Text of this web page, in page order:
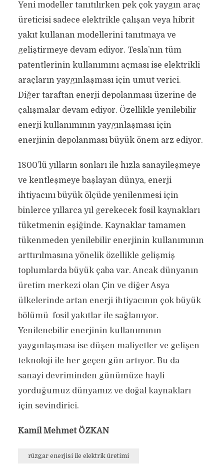
Yeni modeller tanıtılırken pek çok yaygın araç
üreticisi sadece elektrikle çalışan veya hibrit
yakıt kullanan modellerini tanıtmaya ve
geliştirmeye devam ediyor. Tesla’nın tüm
patentlerinin kullanımını açması ise elektrikli
araçların yaygınlaşması için umut verici.
Diğer taraftan enerji depolanması üzerine de
çalışmalar devam ediyor. Özellikle yenilebilir
enerji kullanımının yaygınlaşması için
enerjinin depolanması büyük önem arz ediyor.
1800’lü yılların sonları ile hızla sanayileşmeye
ve kentleşmeye başlayan dünya, enerji
ihtiyacını büyük ölçüde yenilenmesi için
binlerce yıllarca yıl gerekecek fosil kaynakları
tüketmenin eşiğinde. Kaynaklar tamamen
tükenmeden yenilebilir enerjinin kullanımının
arttırılmasına yönelik özellikle gelişmiş
toplumlarda büyük çaba var. Ancak dünyanın
üretim merkezi olan Çin ve diğer Asya
ülkelerinde artan enerji ihtiyacının çok büyük
bölümü fosil yakıtlar ile sağlanıyor.
Yenilenebilir enerjinin kullanımının
yaygınlaşması ise düşen maliyetler ve gelişen
teknoloji ile her geçen gün artıyor. Bu da
sanayi devriminden günümüze hayli
yorduğumuz dünyamız ve doğal kaynakları
için sevindirici.
Kamil Mehmet ÖZKAN
rüzgar enerjisi ile elektrik üretimi